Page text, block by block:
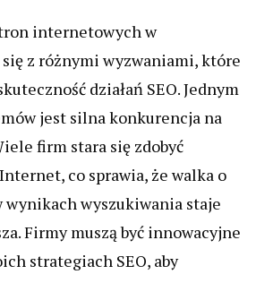
internetowych w
z różnymi wyzwaniami, które
działań SEO. Jednym
jest silna konkurencja na
firm stara się zdobyć
co sprawia, że walka o
wynikach wyszukiwania staje
Firmy muszą być innowacyjne
strategiach SEO, aby